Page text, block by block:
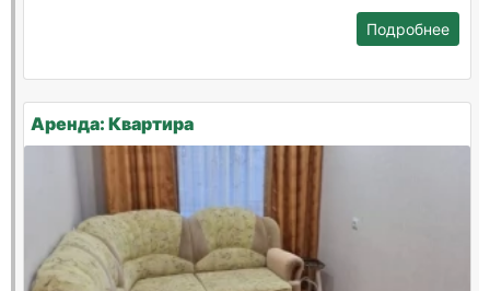
Подробнее
Аренда: Квартира